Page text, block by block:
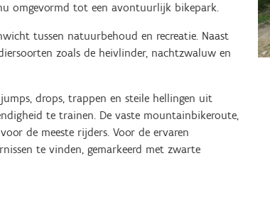
omgevormd tot een avontuurlijk bikepark.
tussen natuurbehoud en recreatie. Naast
zoals de heivlinder, nachtzwaluw en
drops, trappen en steile hellingen uit
te trainen. De vaste mountainbikeroute,
de meeste rijders. Voor de ervaren
te vinden, gemarkeerd met zwarte